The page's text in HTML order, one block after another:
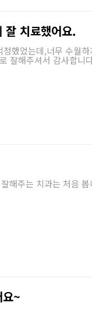
잘 치료했어요.
했었는데,너무 수월
잘해주셔서 감사합니
해주는 치과는 처음
~